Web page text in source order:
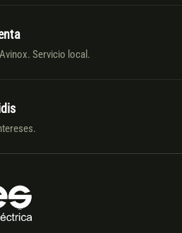
Servicio local.